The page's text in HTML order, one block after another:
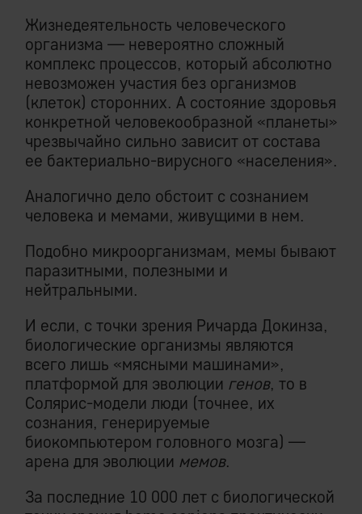
Жизнедеятельность человеческого
организма — невероятно сложный
комплекс процессов, который абсолютно
невозможен участия без организмов
(клеток) сторонних. А состояние здоровья
конкретной человекообразной «планеты»
чрезвычайно сильно зависит от состава
ее бактериально-вирусного «населения».
Аналогично дело обстоит с сознанием
человека и мемами, живущими в нем.
Подобно микроорганизмам, мемы бывают
паразитными, полезными и
нейтральными.
И если, с точки зрения Ричарда Докинза,
биологические организмы являются
всего лишь «мясными машинами»,
платформой для эволюции генов, то в
Солярис-модели люди (точнее, их
сознания, генерируемые
биокомпьютером головного мозга) —
арена для эволюции мемов.
За последние 10 000 лет с биологической